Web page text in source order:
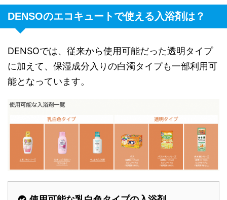
DENSOのエコキュートで使える入浴剤は？
DENSOでは、従来から使用可能だった透明タイプ
に加えて、保湿成分入りの白濁タイプも一部利用可
能となっています。